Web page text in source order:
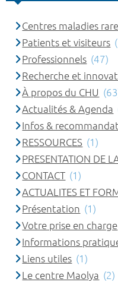
Centres maladies
Patients et visiteurs
Professionnels (47)
Recherche et
À propos du CHU
Actualités & Agenda
Infos &
RESSOURCES (1)
PRESENTATION DE
CONTACT (1)
ACTUALITES ET
Présentation (1)
Votre prise en charge
Informations
Liens utiles (1)
Le centre Maolya (2)